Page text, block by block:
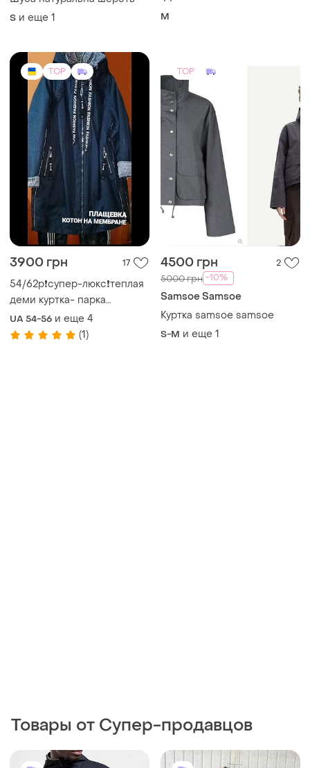
S и еще 1 M
TOP
3900 грн 17
54/62р❗супер-люкс❗️теплая
деми куртка- парка
большого размера
UA 54-56 и еще 4
(1)
TOP
4500 грн 2
5000 грн -10%
Samsoe Samsoe
Куртка samsoe samsoe
S-M и еще 1
Товары от Супер-продавцов